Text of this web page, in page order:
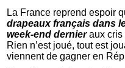
La France reprend espoir
drapeaux français dans
week-end dernieraux cris
Rien n’est joué, tout est
viennent de gagner en